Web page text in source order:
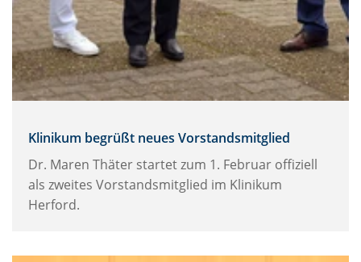
Klinikum begrüßt neues Vorstandsmitglied
Dr. Maren Thäter startet zum 1. Februar offiziell
als zweites Vorstandsmitglied im Klinikum
Herford.